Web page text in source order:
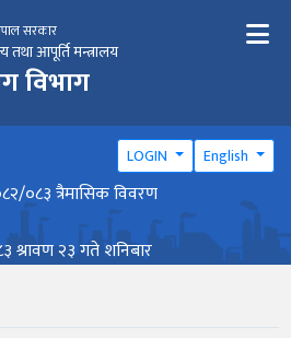
सरकार
तथा आपूर्ति मन्त्रालय
विभाग
LOGIN English
०८३ त्रैमासिक विवरण
श्रावण २३ गते शनिबार